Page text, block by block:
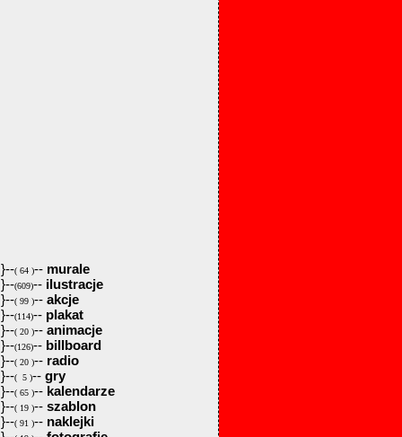
}--( 64 )-- murale
}--(609)-- ilustracje
}--( 99 )-- akcje
}--(114)-- plakat
}--( 20 )-- animacje
}--(126)-- billboard
}--( 20 )-- radio
}--( 5 )-- gry
}--( 65 )-- kalendarze
}--( 19 )-- szablon
}--( 91 )-- naklejki